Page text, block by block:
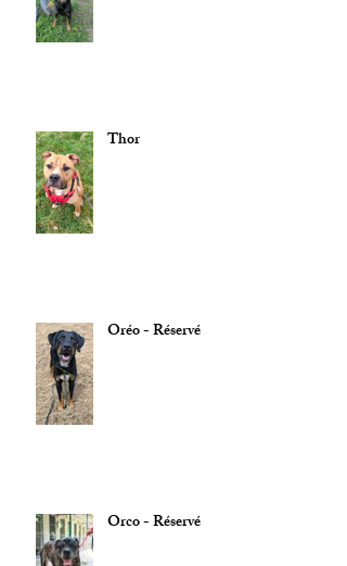
Thor
Oréo - Réservé
Orco - Réservé